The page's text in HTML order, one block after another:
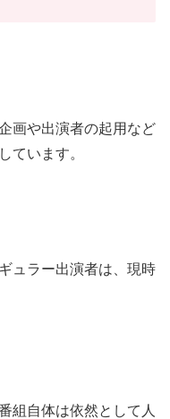
画や出演者の起用など
ています。
ュラー出演者は、現時
番組自体は依然として人